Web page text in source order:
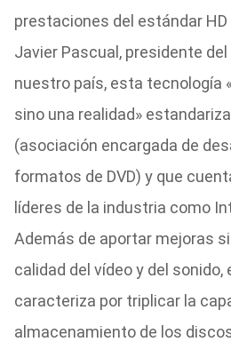
prestaciones del estándar HD
Javier Pascual, presidente
nuestro país, esta tecnología
sino una realidad»
(asociación encargada de
formatos de DVD) y que
líderes de la industria como
Además de aportar mejoras
calidad del vídeo y del
caracteriza por triplicar la
almacenamiento de los